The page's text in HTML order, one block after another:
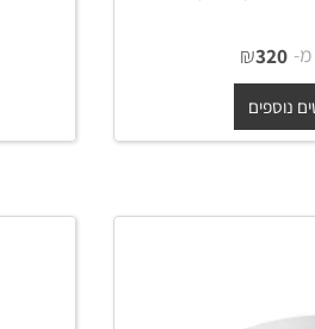
כיור מונח חרס עגול 9462 לארון
₪320